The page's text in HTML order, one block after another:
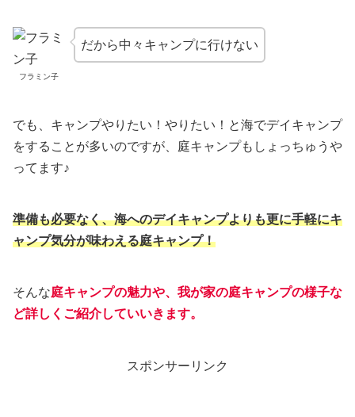
フラミン子
だから中々キャンプに行けない
でも、キャンプやりたい！やりたい！と海でデイキャンプ
をすることが多いのですが、庭キャンプもしょっちゅうや
ってます♪
準備も必要なく、海へのデイキャンプよりも更に手軽にキ
ャンプ気分が味わえる庭キャンプ！
そんな庭キャンプの魅力や、我が家の庭キャンプの様子な
ど詳しくご紹介していいきます。
スポンサーリンク